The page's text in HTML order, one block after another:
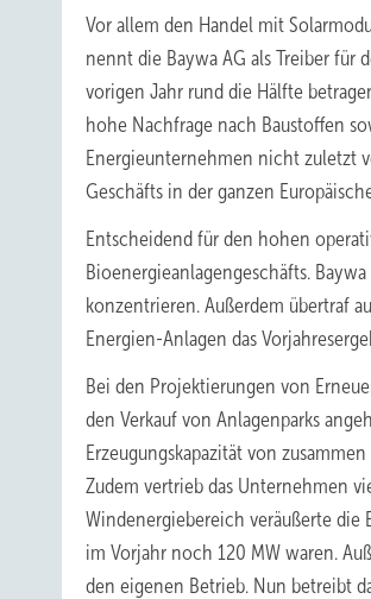
Vor allem den Handel mit
nennt die Baywa AG als Treiber für
vorigen Jahr rund die Hälfte
hohe Nachfrage nach Baustoffen
Energieunternehmen nicht zuletzt
Geschäfts in der ganzen
Entscheidend für den hohen
Bioenergieanlagengeschäfts.
konzentrieren. Außerdem übertraf
Energien-Anlagen das
Bei den Projektierungen von
den Verkauf von Anlagenparks
Erzeugungskapazität von
Zudem vertrieb das Unternehmen
Windenergiebereich veräußerte die
im Vorjahr noch 120 MW waren.
den eigenen Betrieb. Nun betreibt